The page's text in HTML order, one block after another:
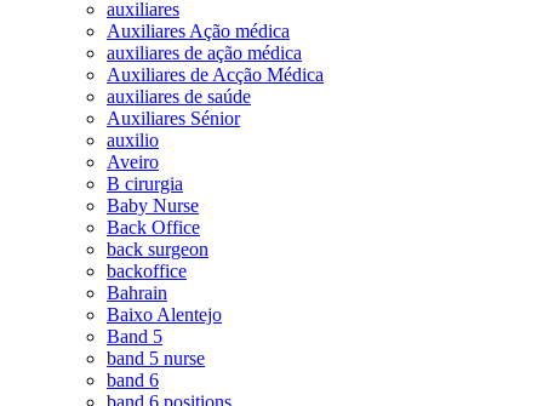
auxiliares
Auxiliares Ação médica
auxiliares de ação médica
Auxiliares de Acção Médica
auxiliares de saúde
Auxiliares Sénior
auxilio
Aveiro
B cirurgia
Baby Nurse
Back Office
back surgeon
backoffice
Bahrain
Baixo Alentejo
Band 5
band 5 nurse
band 6
band 6 positions